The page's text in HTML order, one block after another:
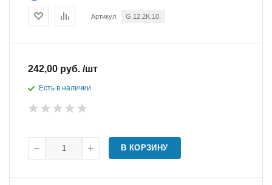
Артикул G.12.2K.10.
242,00 руб. /шт
Есть в наличии
В КОРЗИНУ